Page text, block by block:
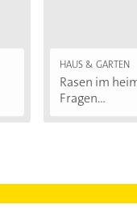
HAUS & GARTEN
Rasen im
Fragen...